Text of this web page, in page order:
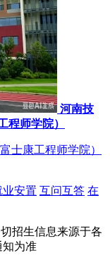
河南技
程师学院）
士康工程师学院）
业安置 互问互答 在
切招生信息来源于各
知为准